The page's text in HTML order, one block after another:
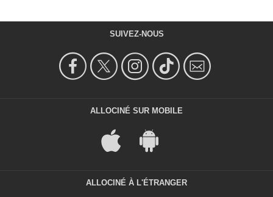
SUIVEZ-NOUS
ALLOCINÉ SUR MOBILE
ALLOCINÉ À L'ÉTRANGER